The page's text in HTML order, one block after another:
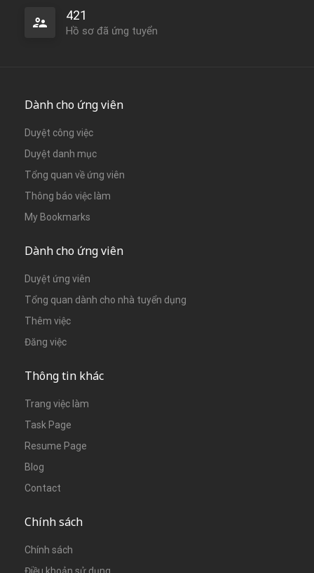
421
Hồ sơ đã ứng tuyển
Dành cho ứng viên
Duyệt công việc
Duyệt danh mục
Tổng quan về ứng viên
Thông báo việc làm
My Bookmarks
Dành cho ứng viên
Duyệt ứng viên
Tổng quan dành cho nhà tuyển dụng
Thêm việc
Đăng việc
Thông tin khác
Trang việc làm
Task Page
Resume Page
Blog
Contact
Chính sách
Chính sách